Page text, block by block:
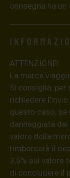
consegna ha un
ATTENZIONE!
La merce
Si consiglia, per
richiedere
questo caso,
danneggiata dal
valore della
rimborserà il
3,5% sul valore
di concludere il